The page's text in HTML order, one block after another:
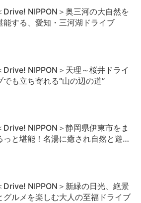
Drive! NIPPON＞奥三河の大自然を
能する、愛知・三河湖ドライブ
Drive! NIPPON＞天理～桜井ドライ
でも立ち寄れる“山の辺の道”
Drive! NIPPON＞静岡県伊東市をま
っと堪能！名湯に癒され自然と遊…
Drive! NIPPON＞新緑の日光、絶景
グルメを楽しむ大人の至福ドライブ